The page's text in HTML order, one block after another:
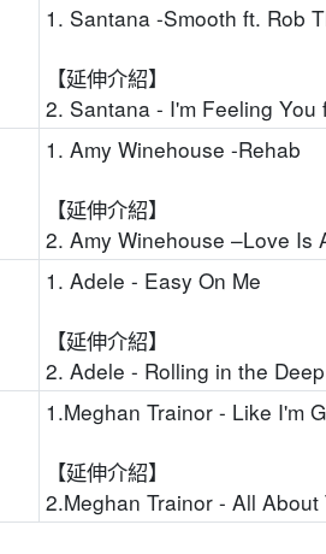
1. Santana -Smooth ft. Rob
【延伸介紹】
2. Santana - I'm Feeling
1. Amy Winehouse -Rehab
【延伸介紹】
2. Amy Winehouse –Love Is
1. Adele - Easy On Me
【延伸介紹】
2. Adele - Rolling in the Deep
1.Meghan Trainor - Like I'm
【延伸介紹】
2.Meghan Trainor - All